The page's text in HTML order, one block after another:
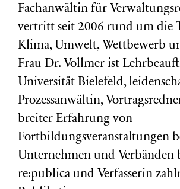
Fachanwältin für
vertritt seit 2006 rund um die
Klima, Umwelt, Wettbewerb
Frau Dr. Vollmer ist
Universität Bielefeld,
Prozessanwältin,
breiter Erfahrung von
Fortbildungsveranstaltungen
Unternehmen und Verbänden
re:publica und Verfasserin